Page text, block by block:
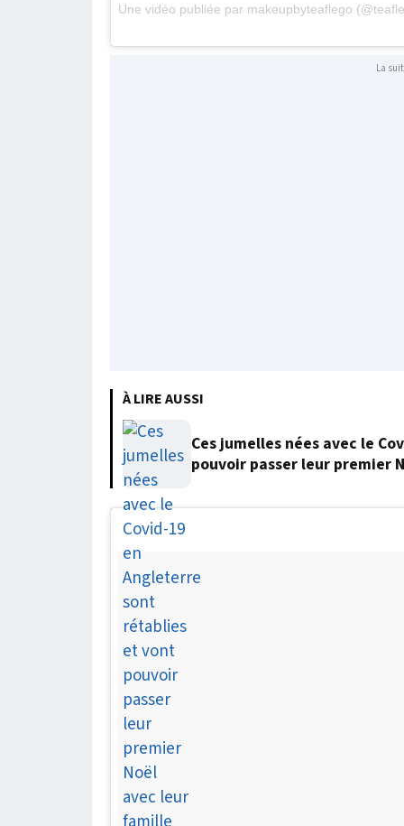
Une vidéo publiée par makeupbyteaflego
La
À LIRE AUSSI
Ces jumelles nées avec le
pouvoir passer leur premier